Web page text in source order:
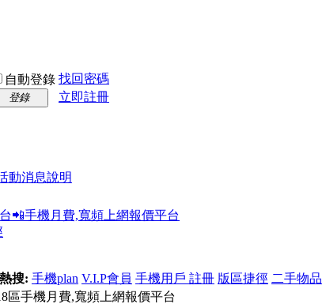
自動登錄 找回密碼
登錄
立即註冊
動消息說明
📲手機月費,寬頻上網報價平台
熱搜: 手機plan V.I.P會員 手機用戶 註冊 版區捷徑 二手物品
區手機月費,寬頻上網報價平台